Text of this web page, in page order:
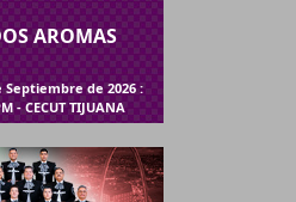
AROMAS
Septiembre de 2026 :
- CECUT TIJUANA